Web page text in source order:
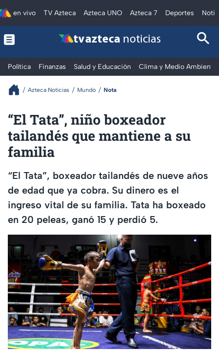
en vivo TV Azteca Azteca UNO Azteca 7 Deportes
tv azteca noticias
Política Finanzas Salud y Educación Clima y Medio Ambiente
Azteca Noticias Mundo Nota
“El Tata”, niño boxeador
tailandés que mantiene a su
familia
“El Tata”, boxeador tailandés de nueve años
de edad que ya cobra. Su dinero es el
ingreso vital de su familia. Tata ha boxeado
en 20 peleas, ganó 15 y perdió 5.